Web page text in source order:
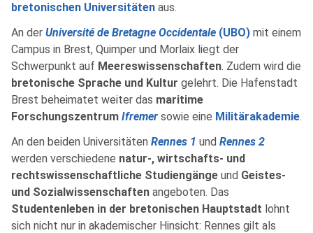
bretonischen Universitäten aus.
An der Université de Bretagne Occidentale (UBO) mit einem
Campus in Brest, Quimper und Morlaix liegt der
Schwerpunkt auf Meereswissenschaften. Zudem wird die
bretonische Sprache und Kultur gelehrt. Die Hafenstadt
Brest beheimatet weiter das maritime
Forschungszentrum Ifremer sowie eine Militärakademie.
An den beiden Universitäten Rennes 1 und Rennes 2
werden verschiedene natur-, wirtschafts- und
rechtswissenschaftliche Studiengänge und Geistes-
und Sozialwissenschaften angeboten. Das
Studentenleben in der bretonischen Hauptstadt lohnt
sich nicht nur in akademischer Hinsicht: Rennes gilt als